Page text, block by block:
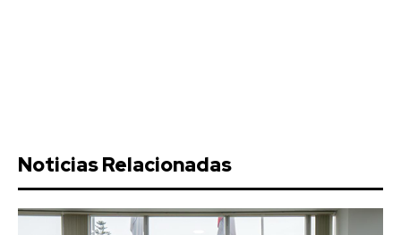
Noticias Relacionadas